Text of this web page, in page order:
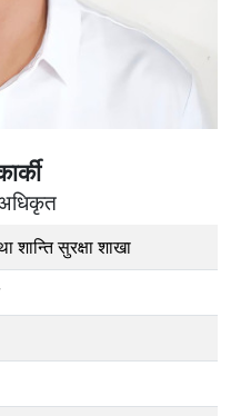
शान्ति सुरक्षा शाखा